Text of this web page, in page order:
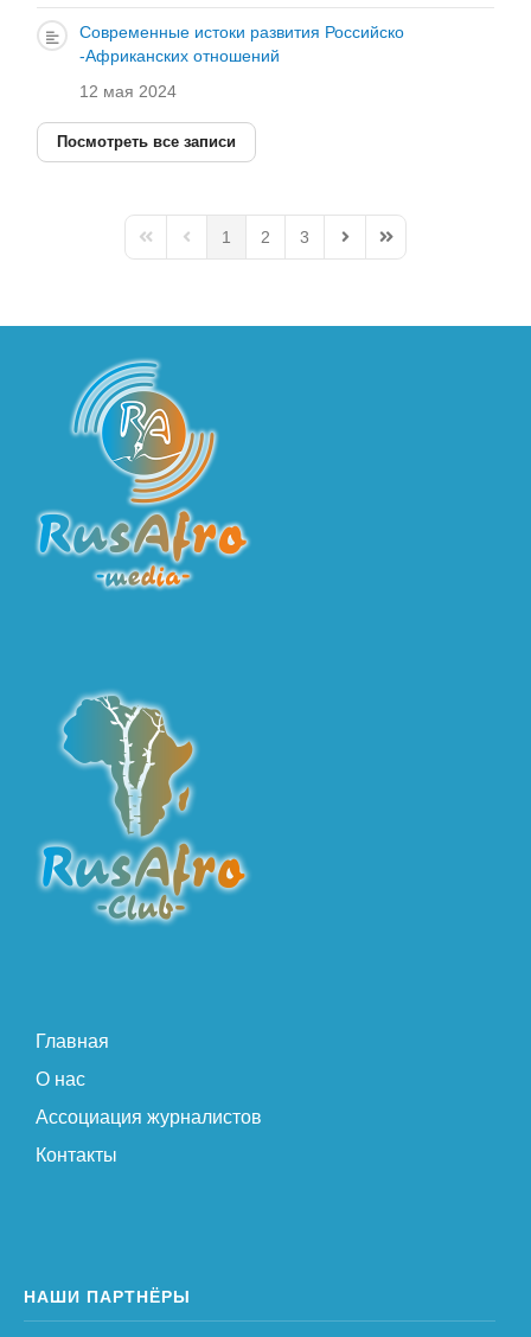
Современные истоки развития Российско
-Африканских отношений
12 мая 2024
Посмотреть все записи
First PagePrevious Page
1 2 3
Next PageLast Page
Главная
О нас
Ассоциация журналистов
Контакты
НАШИ ПАРТНЁРЫ